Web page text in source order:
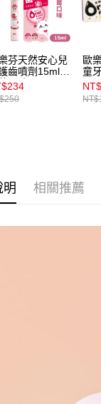
芬天然安心兒
齒噴劑15ml_
口味
歐
童
60g
明 相關推薦